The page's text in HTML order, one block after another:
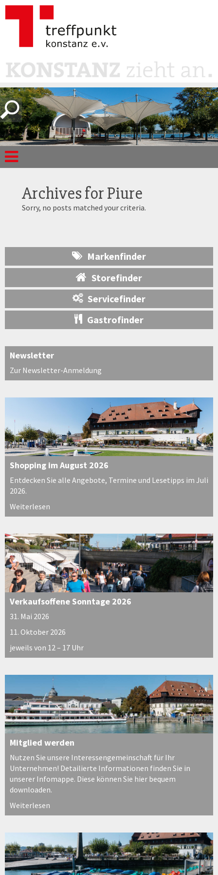
Archives forPiure
Sorry, no posts matched your criteria.
Markenfinder
Storefinder
Servicefinder
Gastrofinder
Newsletter
Zur Newsletter-Anmeldung
Shopping im August 2026
Entdecken Sie alle Angebote, Termine und Lesetipps im Juli
2026.
Weiterlesen
Verkaufsoffene Sonntage 2026
31. Mai 2026
11. Oktober 2026
jeweils von 12 – 17 Uhr
Mitglied werden
Nutzen Sie unsere Interessengemeinschaft für Ihr
Unternehmen! Detailierte Informationen finden Sie in
unserer Infomappe. Diese können Sie hier bequem
downloaden.
Weiterlesen